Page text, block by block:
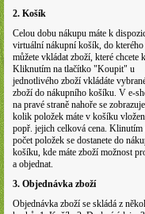
2. Košík
Celou dobu nákupu máte k
virtuální nákupní košík, do kterého
můžete vkládat zboží, které chcete
Kliknutím na tlačítko "Koupit" u
jednotlivého zboží vkládáte
zboží do nákupního košíku. V e-
na pravé straně nahoře se
kolik položek máte v košíku
popř. jejich celková cena. Klinutím
počet položek se dostanete do
košíku, kde máte zboží možnost
a objednat.
3. Objednávka zboží
Objednávka zboží se skládá z